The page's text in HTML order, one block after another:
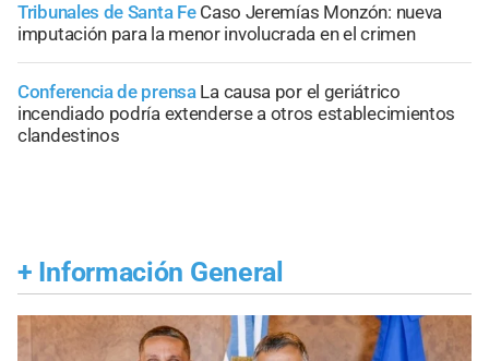
Tribunales de Santa Fe Caso Jeremías Monzón: nueva
imputación para la menor involucrada en el crimen
Conferencia de prensa La causa por el geriátrico
incendiado podría extenderse a otros establecimientos
clandestinos
+ Información General